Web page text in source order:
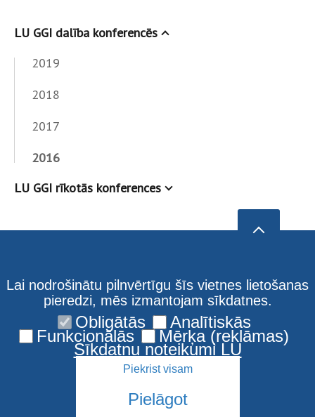
LU GGI dalība konferencēs
2019
2018
2017
2016
LU GGI rīkotās konferences
Lai nodrošinātu pilnvērtīgu šīs vietnes lietošanas
pieredzi, mēs izmantojam sīkdatnes.
Obligātās Analītiskās
Funkcionālās Mērķa (reklāmas)
Sīkdatņu noteikumi LU
Piekrist visam
Pielāgot